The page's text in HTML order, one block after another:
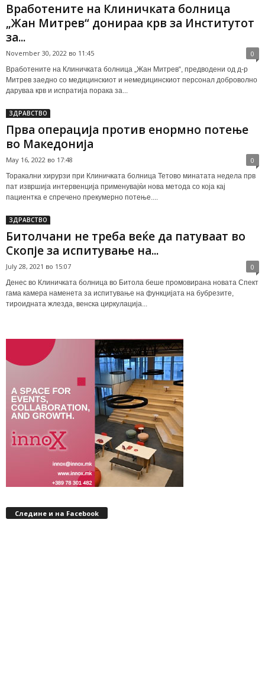
Вработените на Клиничката болница
„Жан Митрев“ донираа крв за Институтот
за...
November 30, 2022 во 11:45 0
Вработените на Клиничката болница „Жан Митрев“, предводени од д-р
Митрев заедно со медицинскиот и немедицинскиот персонал доброволно
даруваа крв и испратија порака за...
ЗДРАВСТВО
Прва операција против енормно потење
во Македонија
May 16, 2022 во 17:48 0
Торакални хирурзи при Клиничката болница Тетово минатата недела прв
пат извршија интервенција применувајќи нова метода со која кај
пациентка е спречено прекумерно потење....
ЗДРАВСТВО
Битолчани не треба веќе да патуваат во
Скопје за испитување на...
July 28, 2021 во 15:07 0
Денес во Клиничката болница во Битола беше промовирана новата Спект
гама камера наменета за испитување на функцијата на бубрезите,
тироидната жлезда, венска циркулација...
Следине и на Facebook